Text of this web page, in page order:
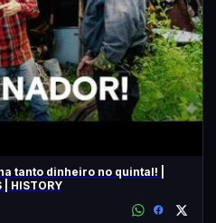
tanto dinheiro no quintal! |
| HISTORY